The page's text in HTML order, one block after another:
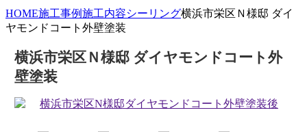
HOME施工事例施工内容シーリング横浜市栄区Ｎ様邸 ダイ
ヤモンドコート外壁塗装
横浜市栄区Ｎ様邸 ダイヤモンドコート外
壁塗装